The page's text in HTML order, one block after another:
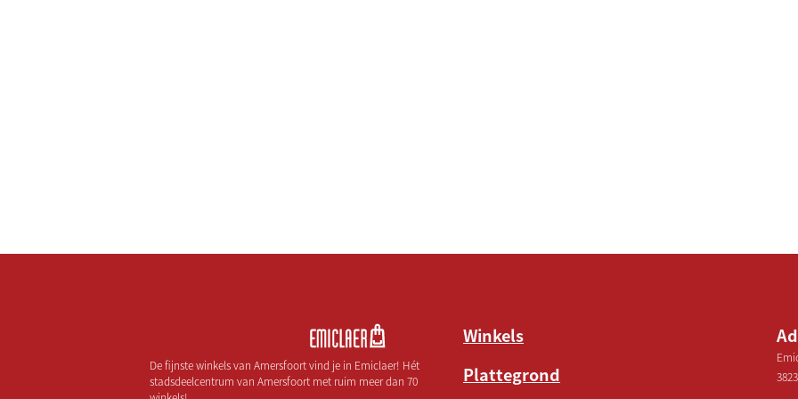
De fijnste winkels van Amersfoort vind je in Emiclaer! Hét
stadsdeelcentrum van Amersfoort met ruim meer dan 70
Winkels
Plattegrond